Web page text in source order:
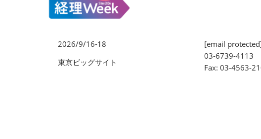
2026/9/16-18
東京ビッグサイト
[email
03-6739-4113
Fax: 03-4563-